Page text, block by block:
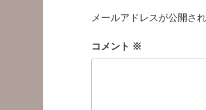
メールアドレスが公開さ
コメント ※